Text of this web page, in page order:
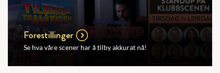
Forestillinger
Se hva våre scener har å tilby akkurat nå!